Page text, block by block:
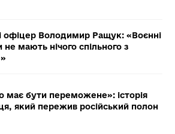
офіцер Володимир Ращук: «Воєнні
не мають нічого спільного з
має бути переможене»: історія
який пережив російський полон